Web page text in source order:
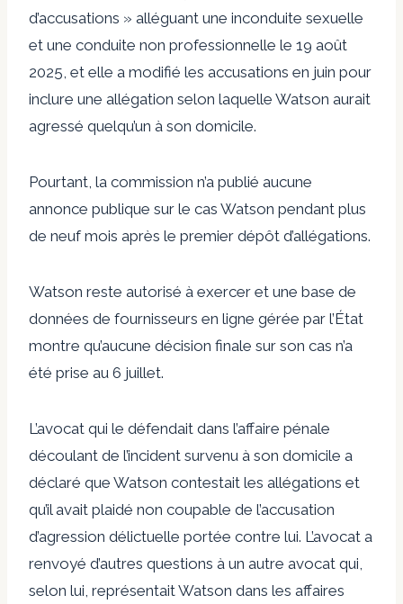
d’accusations » alléguant une inconduite sexuelle
et une conduite non professionnelle le 19 août
2025, et elle a modifié les accusations en juin pour
inclure une allégation selon laquelle Watson aurait
agressé quelqu’un à son domicile.
Pourtant, la commission n’a publié aucune
annonce publique sur le cas Watson pendant plus
de neuf mois après le premier dépôt d’allégations.
Watson reste autorisé à exercer et une base de
données de fournisseurs en ligne gérée par l’État
montre qu’aucune décision finale sur son cas n’a
été prise au 6 juillet.
L’avocat qui le défendait dans l’affaire pénale
découlant de l’incident survenu à son domicile a
déclaré que Watson contestait les allégations et
qu’il avait plaidé non coupable de l’accusation
d’agression délictuelle portée contre lui. L’avocat a
renvoyé d’autres questions à un autre avocat qui,
selon lui, représentait Watson dans les affaires